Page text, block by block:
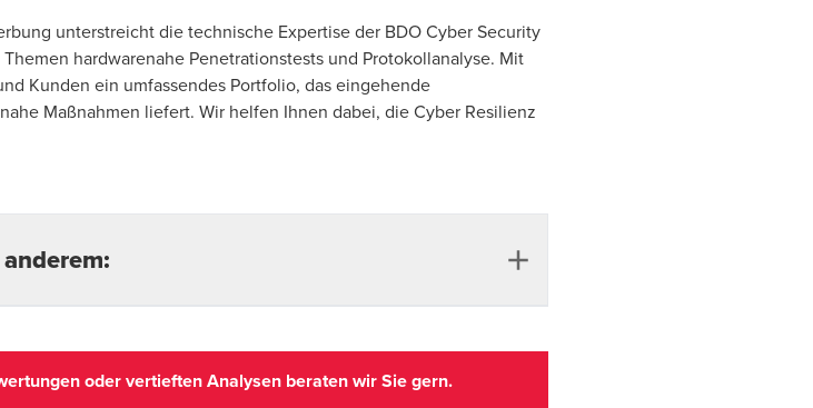
unterstreicht die technische Expertise der BDO Cyber Security
hardwarenahe Penetrationstests und Protokollanalyse. Mit
Kunden ein umfassendes Portfolio, das eingehende
Maßnahmen liefert. Wir helfen Ihnen dabei, die Cyber Resilienz
und Systemen (Penetration Testing - BDO)
und eingebetteten Geräten (IoT)
oder vertieften Analysen beraten wir Sie gern.